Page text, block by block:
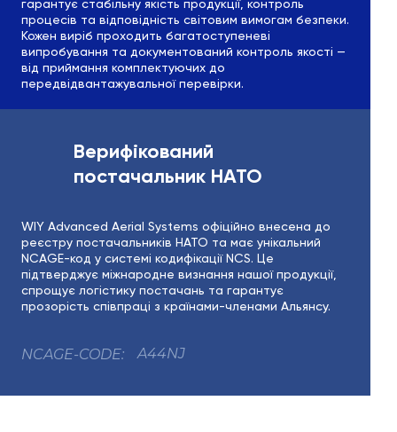
WIY Advanced Aerial Systems офіційно внесена до
реєстру постачальників НАТО та має унікальний
NCAGE-код у системі кодифікації NCS. Це
підтверджує міжнародне визнання нашої продукції,
спрощує логістику постачань та гарантує
прозорість співпраці з країнами-членами Альянсу.
Верифікований
постачальник НАТО
A44NJ
NCAGE-CODE:
гарантує стабільну якість продукції, контроль
процесів та відповідність світовим вимогам безпеки.
Кожен виріб проходить багатоступеневі
випробування та документований контроль якості —
від приймання комплектуючих до
передвідвантажувальної перевірки.